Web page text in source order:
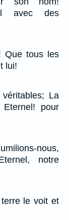
avec des
Que tous les
lui!
La
pour
nous,
notre
le voit et